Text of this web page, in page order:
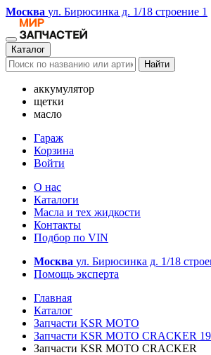
Москва ул. Бирюсинка д. 1/18 строение 1
Каталог
Найти
аккумулятор
щетки
масло
Гараж
Корзина
Войти
О нас
Каталоги
Масла и тех жидкости
Контакты
Подбор по VIN
Москва ул. Бирюсинка д. 1/18
Помощь эксперта
Главная
Каталог
Запчасти KSR MOTO
Запчасти KSR MOTO CRACKER
Запчасти KSR MOTO CRACKER